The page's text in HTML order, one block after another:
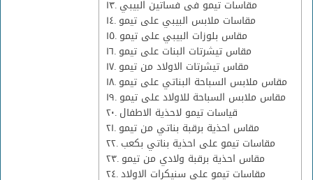
مقاسات ملابس البيبي على تيمو
مقاس بلوزات البيبي على تيمو
مقاس تيشرتات البنات على تيمو
مقاس تيشرتات الاولاد من تيمو
مقاس ملابس السباحة البناتي على تيمو
مقاس ملابس السباحة للاولاد على تيمو
قياسات تيمو لاحذية الاطفال
مقاس احذية برقبة بناتي من تيمو
مقاسات تيمو على احذية بناتي بكعب
مقاس احذية برقبة ولادي من تيمو